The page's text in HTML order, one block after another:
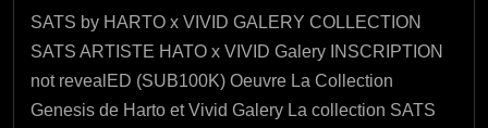
SATS by HARTO x VIVID GALERY COLLECTION
SATS ARTISTE HATO x VIVID Galery INSCRIPTION
not revealED (SUB100K) Oeuvre La Collection
Genesis de Harto et Vivid Galery La collection SATS